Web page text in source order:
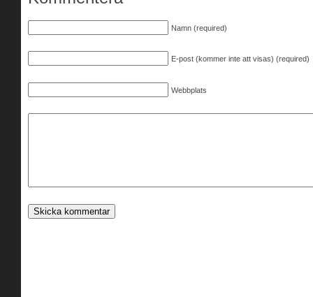
Namn (required)
E-post (kommer inte att visas) (required)
Webbplats